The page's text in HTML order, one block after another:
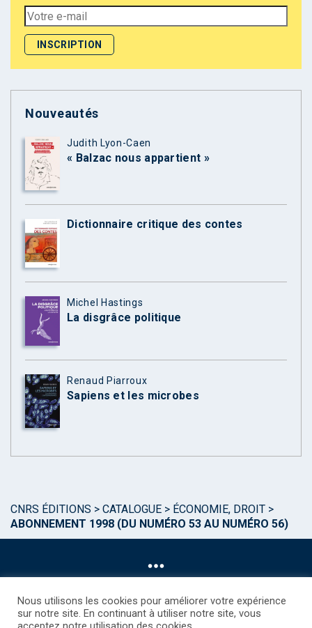
Nouveautés
Judith Lyon-Caen
« Balzac nous appartient »
Dictionnaire critique des contes
Michel Hastings
La disgrâce politique
Renaud Piarroux
Sapiens et les microbes
CNRS ÉDITIONS > CATALOGUE > ÉCONOMIE, DROIT >
ABONNEMENT 1998 (DU NUMÉRO 53 AU NUMÉRO 56)
Nous utilisons les cookies pour améliorer votre expérience
sur notre site. En continuant à utiliser notre site, vous